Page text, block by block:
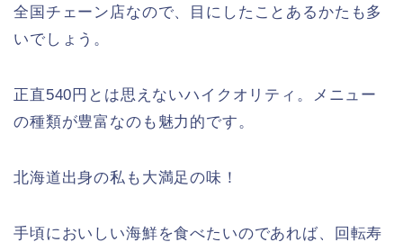
全国チェーン店なので、目にしたことあるかたも多
いでしょう。
正直540円とは思えないハイクオリティ。メニュー
の種類が豊富なのも魅力的です。
北海道出身の私も大満足の味！
手頃においしい海鮮を食べたいのであれば、回転寿